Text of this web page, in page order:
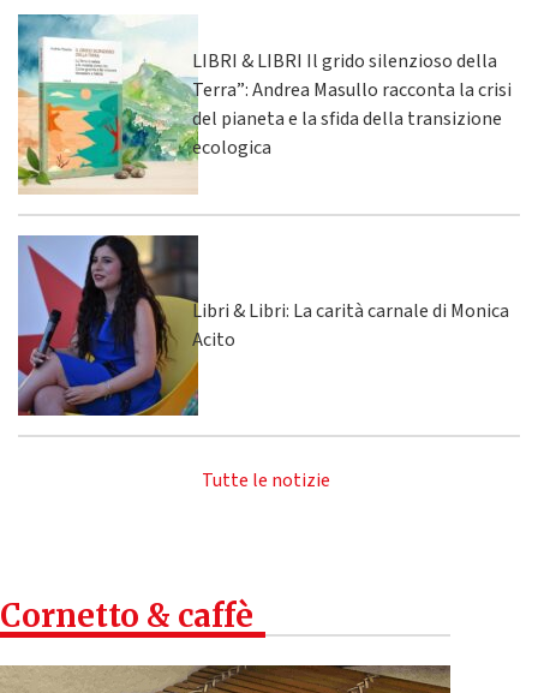
LIBRI & LIBRI Il grido silenzioso della
Terra”: Andrea Masullo racconta la crisi
del pianeta e la sfida della transizione
ecologica
Libri & Libri: La carità carnale di Monica
Acito
Tutte le notizie
Cornetto & caffè